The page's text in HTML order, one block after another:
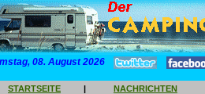
08. August 2026
STARTSEITE | NACHRICHTEN